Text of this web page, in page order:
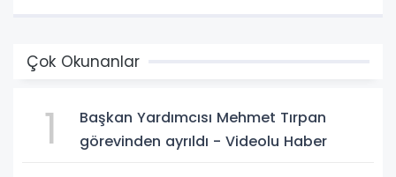
Çok Okunanlar
1
Başkan Yardımcısı Mehmet Tırpan
görevinden ayrıldı - Videolu Haber